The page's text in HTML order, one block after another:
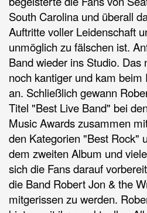
South Carolina und überall
Auftritte voller Leidenschaft
unmöglich zu fälschen ist.
Band wieder ins Studio. Das
noch kantiger und kam
an. Schließlich gewann
Titel "Best Live Band" bei
Music Awards zusammen
den Kategorien "Best Rock"
dem zweiten Album und
sich die Fans darauf
die Band Robert Jon & the
mitgerissen zu werden.